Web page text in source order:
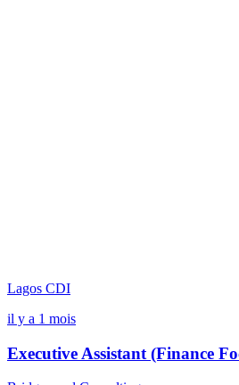
Lagos CDI
il y a 1 mois
Executive Assistant (Finance